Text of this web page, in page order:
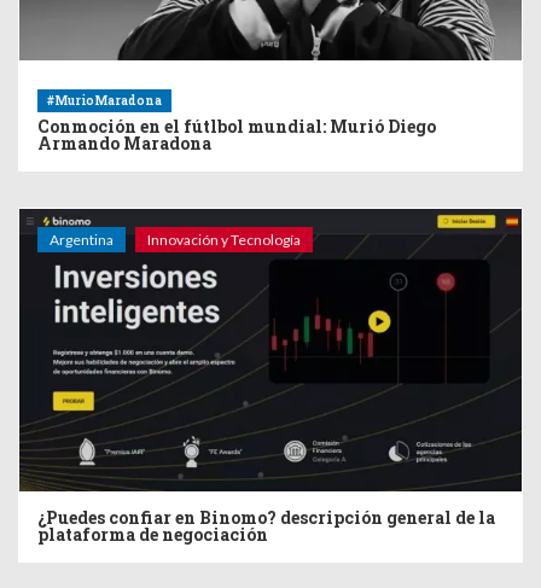
#MurioMaradona
Conmoción en el fútlbol mundial: Murió Diego
Armando Maradona
Argentina Innovación y Tecnología
¿Puedes confiar en Binomo? descripción general de la
plataforma de negociación